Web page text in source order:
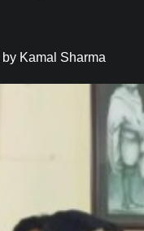
by Kamal Sharma